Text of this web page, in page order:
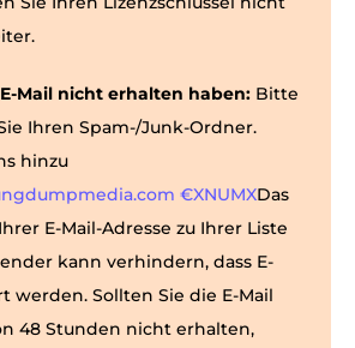
Mail nicht erhalten haben: Bitte
Ihren Spam-/Junk-Ordner.
hinzu
€XNUMXDas
E-Mail-Adresse zu Ihrer Liste
kann verhindern, dass E-
werden. Sollten Sie die E-Mail
48 Stunden nicht erhalten,